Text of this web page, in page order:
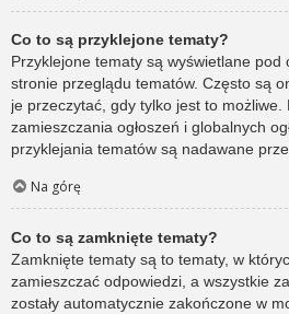
Co to są przyklejone tematy?
Przyklejone tematy są wyświetlane pod
stronie przeglądu tematów. Często są
je przeczytać, gdy tylko jest to
zamieszczania ogłoszeń i globalnych
przyklejania tematów są nadawane
Na górę
Co to są zamknięte tematy?
Zamknięte tematy są to tematy, w
zamieszczać odpowiedzi, a wszystkie
zostały automatycznie zakończone w